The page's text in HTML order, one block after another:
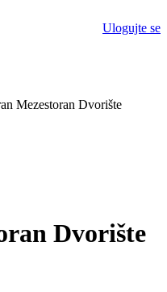
Ulogujte se
Mezestoran Dvorište
Dvorište